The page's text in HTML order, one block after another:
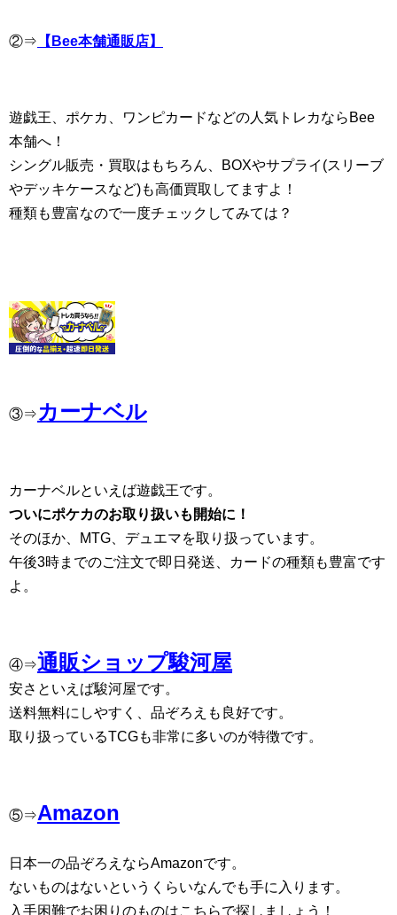
②⇒ 【Bee本舗通販店】
遊戯王、ポケカ、ワンピカードなどの人気トレカならBee
本舗へ！
シングル販売・買取はもちろん、BOXやサプライ(スリーブ
やデッキケースなど)も高価買取してますよ！
種類も豊富なので一度チェックしてみては？
③⇒ カーナベル
カーナベルといえば遊戯王です。
ついにポケカのお取り扱いも開始に！
そのほか、MTG、デュエマを取り扱っています。
午後3時までのご注文で即日発送、カードの種類も豊富です
よ。
④⇒通販ショップ駿河屋
安さといえば駿河屋です。
送料無料にしやすく、品ぞろえも良好です。
取り扱っているTCGも非常に多いのが特徴です。
⑤⇒Amazon
日本一の品ぞろえならAmazonです。
ないものはないというくらいなんでも手に入ります。
入手困難でお困りのものはこちらで探しましょう！